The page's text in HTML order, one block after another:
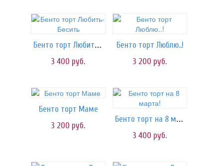
Бенто торт Любить-Бесить
3 400 руб.
Бенто торт Люблю..!
3 200 руб.
Бенто торт Маме
3 200 руб.
Бенто торт на 8 марта!
3 400 руб.